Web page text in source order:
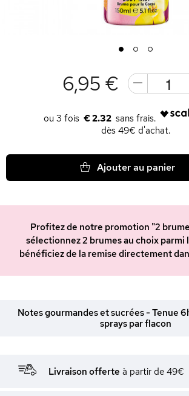
1 2 3
6,95 €
€ 2.32
dès 49€ d'achat.
Ajouter au panier
Profitez de notre promotion "2
sélectionnez 2 brumes au choix parmi
bénéficiez de la remise directement
Notes gourmandes et sucrées - Tenue
sprays par flacon
Livraison offerte à partir de 49€